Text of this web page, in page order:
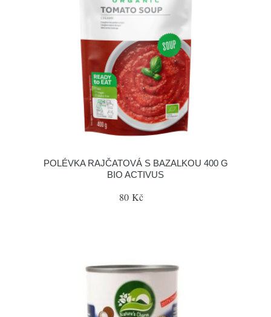
POLÉVKA RAJČATOVÁ S BAZALKOU 400 G
BIO ACTIVUS
80 Kč